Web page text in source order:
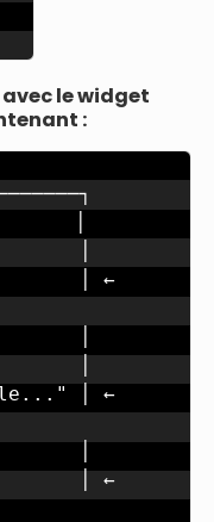
avec le widget
:
│
│ ←
│
│ ←
│ ←